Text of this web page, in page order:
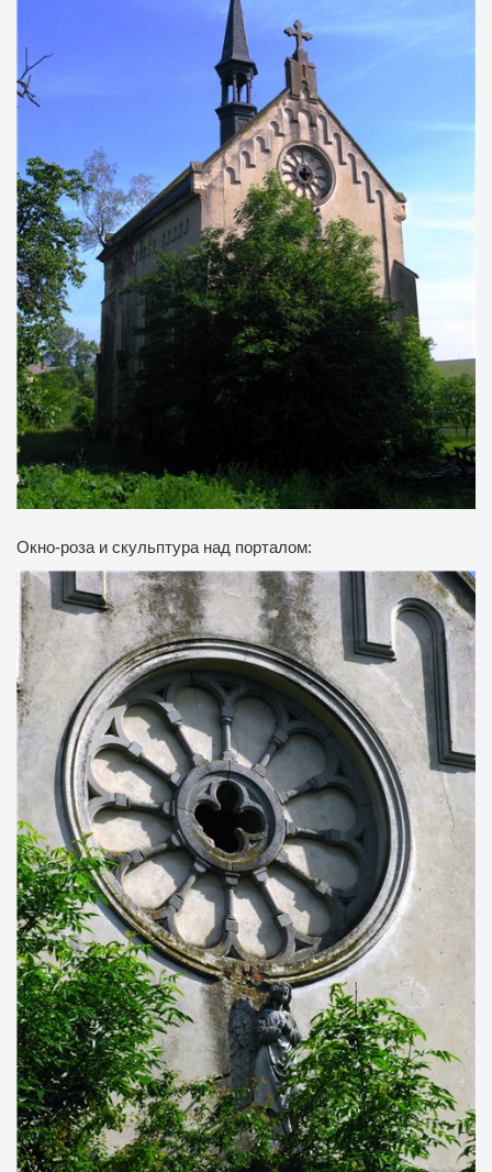
Окно-роза и скульптура над порталом: